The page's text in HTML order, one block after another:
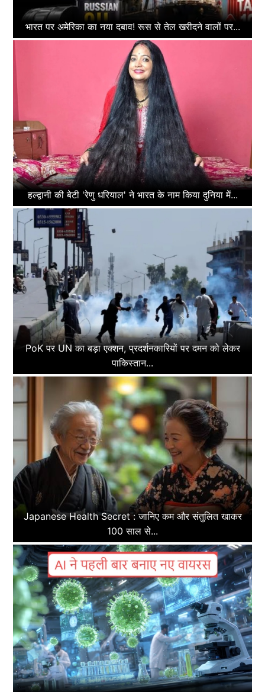
भारत पर अमेरिका का नया दबाव! रूस से तेल खरीदने वालों पर...
हल्द्वानी की बेटी 'रेणु धरियाल' ने भारत के नाम किया दुनिया में...
PoK पर UN का बड़ा एक्शन, प्रदर्शनकारियों पर दमन को लेकर
पाकिस्तान...
Japanese Health Secret : जानिए कम और संतुलित खाकर
100 साल से...